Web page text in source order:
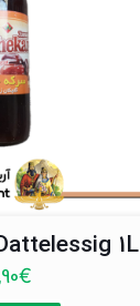
1L
€